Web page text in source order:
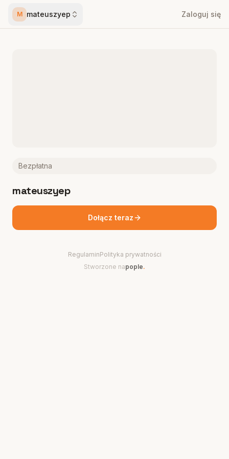
M mateuszyep Zaloguj się
Bezpłatna
mateuszyep
Dołącz teraz
RegulaminPolityka prywatności
Stworzone napople.